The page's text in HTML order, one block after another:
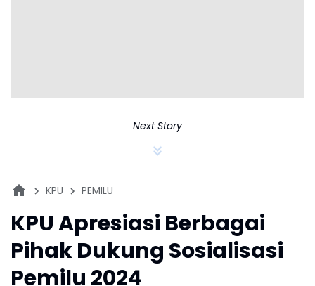
Next Story
KPU PEMILU
KPU Apresiasi Berbagai
Pihak Dukung Sosialisasi
Pemilu 2024